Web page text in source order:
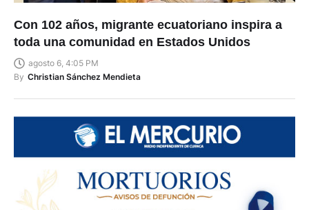
Con 102 años, migrante ecuatoriano inspira a
toda una comunidad en Estados Unidos
agosto 6, 4:05 PM
By Christian Sánchez Mendieta